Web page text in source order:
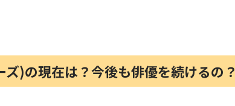
)の現在は？今後も俳優を続けるの？